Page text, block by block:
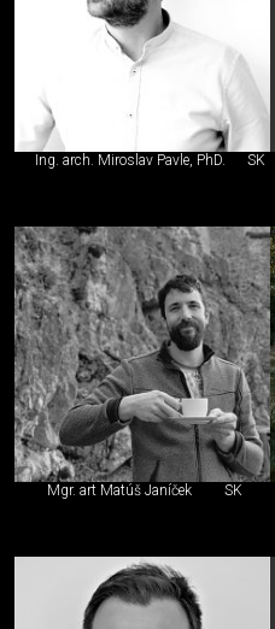
Ing. arch. Miroslav Pavle, PhD. SK
Mgr. art Matúš Janíček SK